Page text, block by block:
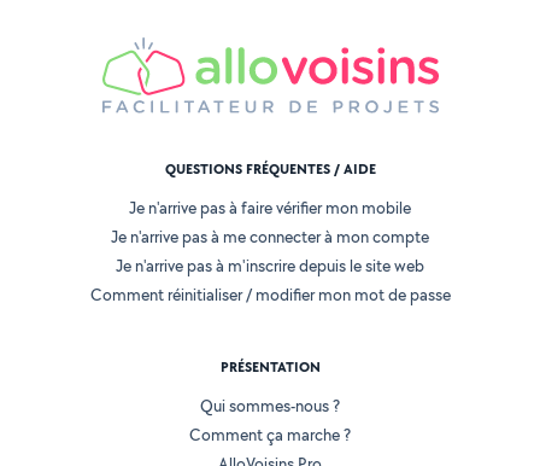
QUESTIONS FRÉQUENTES / AIDE
Je n'arrive pas à faire vérifier mon mobile
Je n'arrive pas à me connecter à mon compte
Je n'arrive pas à m'inscrire depuis le site web
Comment réinitialiser / modifier mon mot de passe
PRÉSENTATION
Qui sommes-nous ?
Comment ça marche ?